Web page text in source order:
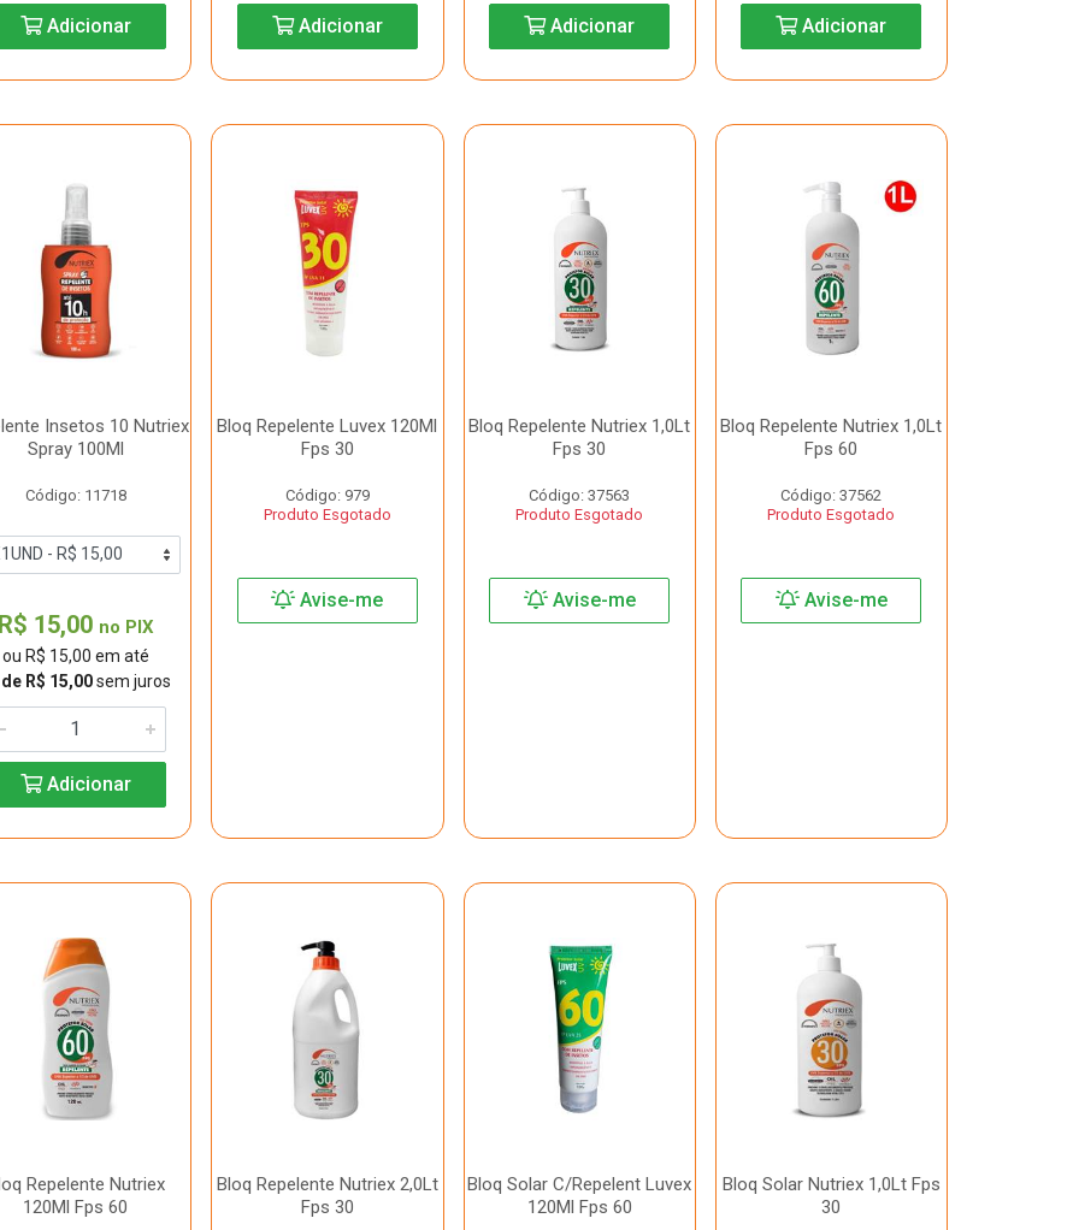
Adicionar Adicionar Adicionar Adicionar
Insetos 10 Nutriex
Spray 100Ml
Código: 11718
15,00 no PIX
ou R$ 15,00 em até
R$ 15,00sem juros
Adicionar
Bloq Repelente Luvex 120Ml
Fps 30
Código: 979
Produto Esgotado
Avise-me
Bloq Repelente Nutriex 1,0Lt
Fps 30
Código: 37563
Produto Esgotado
Avise-me
Bloq Repelente Nutriex 1,0Lt
Fps 60
Código: 37562
Produto Esgotado
Avise-me
Repelente Nutriex
120Ml Fps 60
Bloq Repelente Nutriex 2,0Lt
Fps 30
Bloq Solar C/Repelent Luvex
120Ml Fps 60
Bloq Solar Nutriex 1,0Lt Fps
30